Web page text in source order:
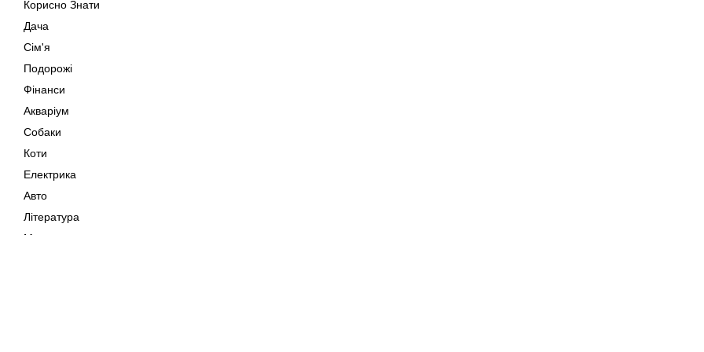
Корисно Знати
Дача
Сім'я
Подорожі
Фінанси
Акваріум
Собаки
Коти
Електрика
Авто
Література
Музика